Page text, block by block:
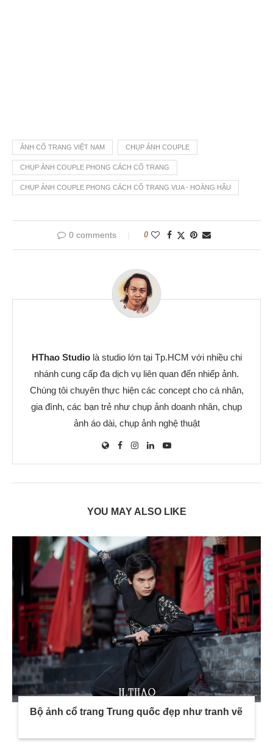
ẢNH CỔ TRANG VIỆT NAM CHỤP ẢNH COUPLE
CHỤP ẢNH COUPLE PHONG CÁCH CỔ TRANG
CHỤP ẢNH COUPLE PHONG CÁCH CỔ TRANG VUA - HOÀNG HẬU
0 comments 0
HThao Studiolà studio lớn tại Tp.HCM với nhiều chi
nhánh cung cấp đa dịch vụ liên quan đến nhiếp ảnh.
Chúng tôi chuyên thực hiện các concept cho cá nhân,
gia đình, các bạn trẻ như chụp ảnh doanh nhân, chụp
ảnh áo dài, chụp ảnh nghệ thuật
YOU MAY ALSO LIKE
Bộ ảnh cổ trang Trung quốc đẹp như tranh vẽ